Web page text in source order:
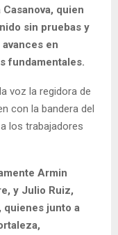
quien
sin pruebas y
en
fundamentales.
voz la regidora de
con la bandera del
los trabajadores
Armin
y Julio Ruiz,
quienes junto a